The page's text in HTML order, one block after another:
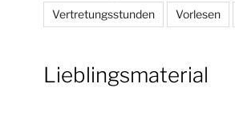
Vertretungsstunden Vorlesen
Lieblingsmaterial